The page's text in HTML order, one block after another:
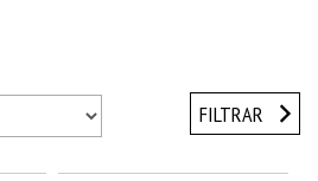
FILTRAR